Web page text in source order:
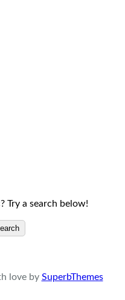
Try a search below!
love by SuperbThemes